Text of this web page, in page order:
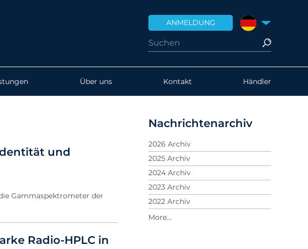
ANMELDUNG DEUTSCHLAND
Über uns Kontakt Händler
und
Gammaspektrometer der
Radio-HPLC in
Nachrichtenarchiv
2026 Archiv
2025 Archiv
2024 Archiv
2023 Archiv
2022 Archiv
2021 Archiv